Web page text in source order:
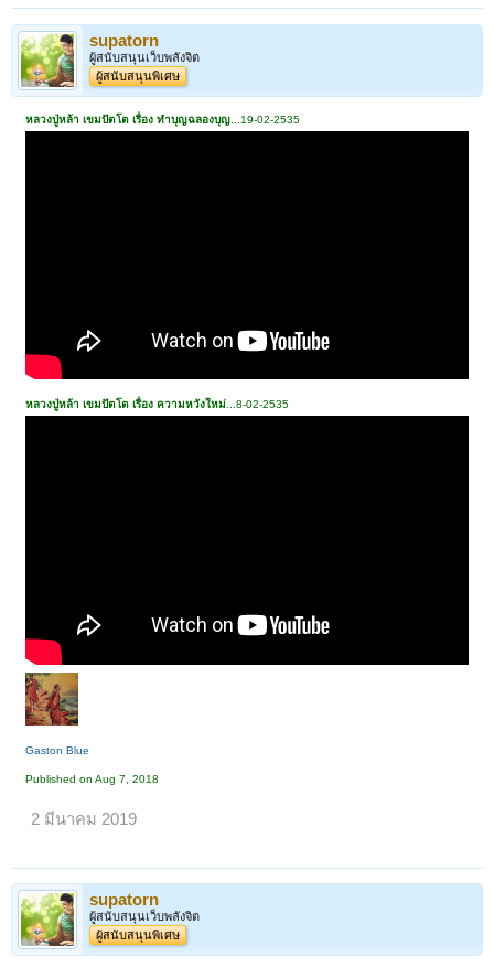
supatorn
ผู้สนับสนุนเว็บพลังจิต
ผู้สนับสนุนพิเศษ
หลวงปู่หล้า เขมปัตโต เรื่อง ทำบุญฉลองบุญ ...19-02-2535
หลวงปู่หล้า เขมปัตโต เรื่อง ความหวังใหม่...8-02-2535
Gaston Blue
Published on Aug 7, 2018
2 มีนาคม 2019
supatorn
ผู้สนับสนุนเว็บพลังจิต
ผู้สนับสนุนพิเศษ